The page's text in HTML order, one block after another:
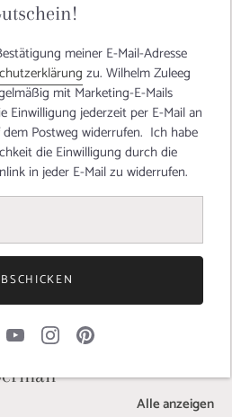
Mode nachhaltig
gedacht
Stoffe als Meterware sowie
Nähprojekt. Zuleeg-Stoffe ist mit
hochwertigen Auswahl an
Stoffproduzent und Stoffhändler
Stoffe zum Nähen deiner selbst
und betone damit deinen eigenen
Stil.
Alle anzeigen
meiner E-Mail-Adresse
zu. Wilhelm Zuleeg
mit Marketing-E-Mails
Einwilligung jederzeit per E-Mail an
Postweg widerrufen. Ich habe
die Einwilligung durch die
in jeder E-Mail zu widerrufen.